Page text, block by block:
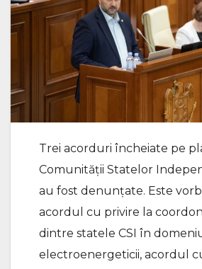
Trei acorduri încheiate pe
Comunității Statelor
au fost denunțate. Este
acordul cu privire la
dintre statele CSI în
electroenergeticii, acordul